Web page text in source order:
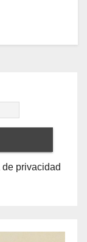
privacidad